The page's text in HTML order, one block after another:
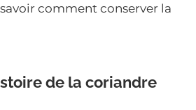
comment conserver la
de la coriandre